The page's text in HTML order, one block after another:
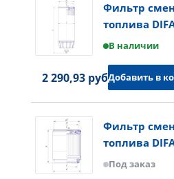
Фильтр
топлива
В наличии
2 290,93 руб.Добавить в
Фильтр
топлива
Под заказ